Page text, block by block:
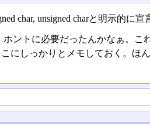
char, unsigned charと明示的に
ホントに必要だったんかなぁ。
にしっかりとメモしておく。ほ